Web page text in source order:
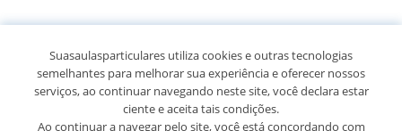
305915opiniões de alunos
Suasaulasparticulares utiliza cookies e outras tecnologias
semelhantes para melhorar sua experiência e oferecer nossos
serviços, ao continuar navegando neste site, você declara estar
ciente e aceita tais condições.
Ao continuar a navegar pelo site, você está concordando com